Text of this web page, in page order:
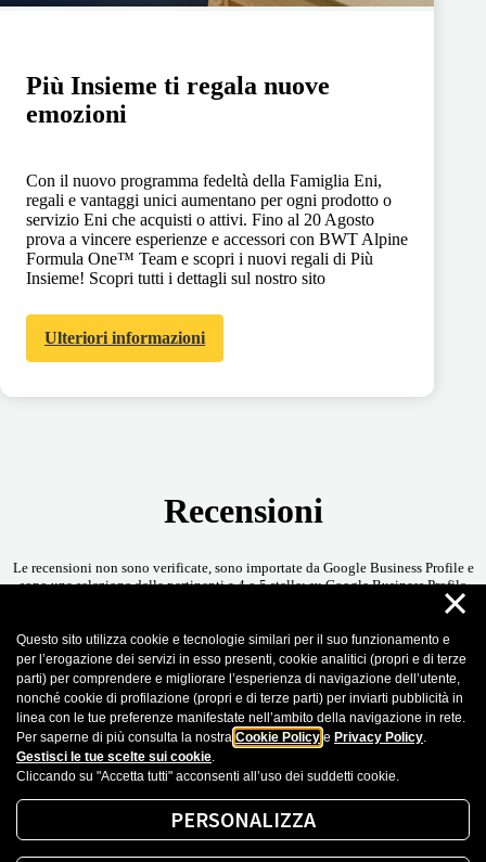
Questo sito utilizza cookie e tecnologie similari per il suo funzionamento e
per l’erogazione dei servizi in esso presenti, cookie analitici (propri e di terze
parti) per comprendere e migliorare l’esperienza di navigazione dell’utente,
nonché cookie di profilazione (propri e di terze parti) per inviarti pubblicità in
linea con le tue preferenze manifestate nell’ambito della navigazione in rete.
Per saperne di più consulta la nostra Cookie Policy e Privacy Policy.
Gestisci le tue scelte sui cookie.
Cliccando su "Accetta tutti" acconsenti all’uso dei suddetti cookie.
×
PERSONALIZZA
Più Insieme ti regala nuove
emozioni
Con il nuovo programma fedeltà della Famiglia Eni,
regali e vantaggi unici aumentano per ogni prodotto o
servizio Eni che acquisti o attivi. Fino al 20 Agosto
prova a vincere esperienze e accessori con BWT Alpine
Formula One™ Team e scopri i nuovi regali di Più
Insieme! Scopri tutti i dettagli sul nostro sito
Ulteriori informazioni
Recensioni
Le recensioni non sono verificate, sono importate da Google Business Profile e
sono una selezione delle pertinenti a 4 o 5 stelle; su Google Business Profile
possono esserci recensioni con valutazioni inferiori. Puoi leggere tutte le
22 Maggio 2024
Cinzia De Luca
Personale molto efficiente
Recensioni importate da Google Business Profile. Puoi leggere tutte le recensioni